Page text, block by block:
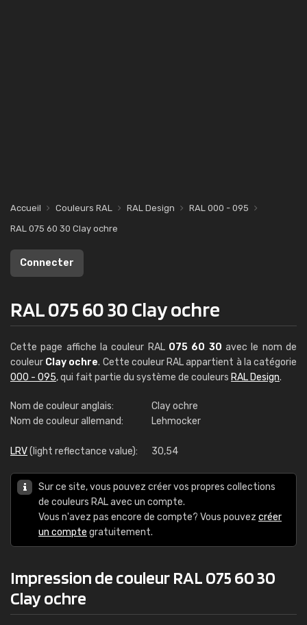
Accueil Couleurs RAL RAL Design
RAL 000 - 095
RAL 075 60 30 Clay ochre
Connecter
RAL 075 60 30 Clay ochre
Cette page affiche la couleur RAL 075 60 30 avec le nom de
couleur Clay ochre. Cette couleur RAL appartient à la catégorie
000 - 095, qui fait partie du système de couleurs RAL Design.
Nom de couleur anglais:
Clay ochre
Nom de couleur allemand:
Lehmocker
LRV(light reflectance value): 30,54
Sur ce site, vous pouvez créer vos propres collections
de couleurs RAL avec un compte.
Vous n'avez pas encore de compte? Vous pouvez créer
un compte gratuitement.
Impression de couleur RAL 075 60 30
Clay ochre